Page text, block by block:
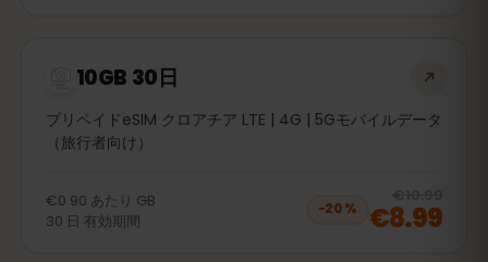
10GB 30日
プリペイドeSIM クロアチア LTE | 4G | 5Gモバイルデータ
（旅行者向け）
€0.90 あたり GB
30 日 有効期間
−20%
€10.99
€8.99